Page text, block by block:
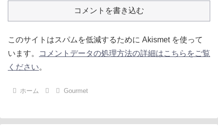
コメントを書き込む
このサイトはスパムを低減するために Akismet を使って
います。
コメントデータの処理方法の詳細はこちらをご覧
ください。
ホーム Gourmet